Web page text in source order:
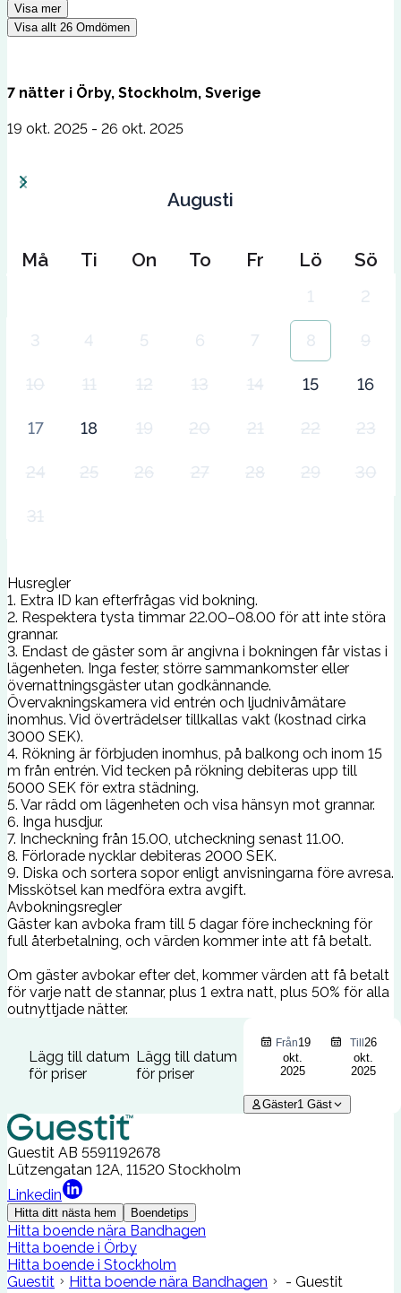
Visa mer
Visa allt 26 Omdömen
7 nätter i Örby, Stockholm, Sverige
19 okt. 2025 - 26 okt. 2025
Augusti
Må Ti On To Fr Lö Sö
1 2
3 4 5 6 7 8 9
10 11 12 13 14 15 16
17 18 19 20 21 22 23
24 25 26 27 28 29 30
31
Husregler
1. Extra ID kan efterfrågas vid bokning.
2. Respektera tysta timmar 22.00–08.00 för att inte störa
grannar.
3. Endast de gäster som är angivna i bokningen får vistas i
lägenheten. Inga fester, större sammankomster eller
övernattningsgäster utan godkännande.
Övervakningskamera vid entrén och ljudnivåmätare
inomhus. Vid överträdelser tillkallas vakt (kostnad cirka
3000 SEK).
4. Rökning är förbjuden inomhus, på balkong och inom 15
m från entrén. Vid tecken på rökning debiteras upp till
5000 SEK för extra städning.
5. Var rädd om lägenheten och visa hänsyn mot grannar.
6. Inga husdjur.
7. Incheckning från 15.00, utcheckning senast 11.00.
8. Förlorade nycklar debiteras 2000 SEK.
9. Diska och sortera sopor enligt anvisningarna före avresa.
Misskötsel kan medföra extra avgift.
Avbokningsregler
Gäster kan avboka fram till 5 dagar före incheckning för
full återbetalning, och värden kommer inte att få betalt.
Om gäster avbokar efter det, kommer värden att få betalt
för varje natt de stannar, plus 1 extra natt, plus 50% för alla
outnyttjade nätter.
Lägg till datum
för priser
Lägg till datum
för priser
Från19
okt.
2025
Till26
okt.
2025
Gäster1 Gäst
Guestit AB 5591192678
Lützengatan 12A, 11520 Stockholm
Linkedin
Hitta ditt nästa hem Boendetips
Hitta boende nära Bandhagen
Hitta boende i Örby
Hitta boende i Stockholm
Guestit
Hitta boende nära Bandhagen
- Guestit